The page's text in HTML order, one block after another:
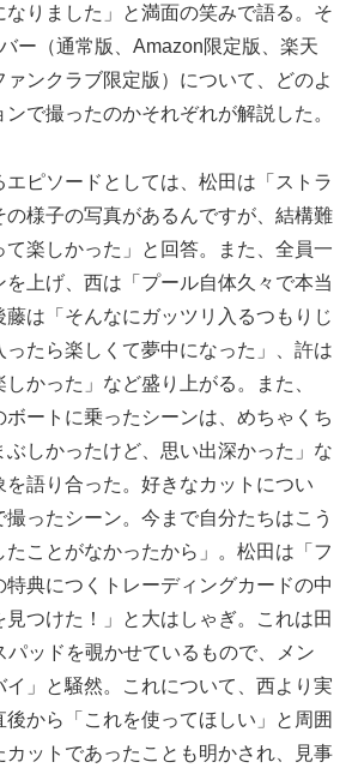
なりました」と満面の笑みで語る。そ
ー（通常版、Amazon限定版、楽天
ンクラブ限定版）について、どのよ
で撮ったのかそれぞれが解説した。
ピソードとしては、松田は「ストラ
の様子の写真があるんですが、結構難
て楽しかった」と回答。また、全員一
上げ、西は「プール自体久々で本当
は「そんなにガッツリ入るつもりじ
ったら楽しくて夢中になった」、許は
しかった」など盛り上がる。また、
ボートに乗ったシーンは、めちゃくち
ぶしかったけど、思い出深かった」な
を語り合った。好きなカットについ
ったシーン。今まで自分たちはこう
ことがなかったから」。松田は「フ
特典につくトレーディングカードの中
つけた！」と大はしゃぎ。これは田
パッドを覗かせているもので、メン
」と騒然。これについて、西より実
から「これを使ってほしい」と周囲
カットであったことも明かされ、見事